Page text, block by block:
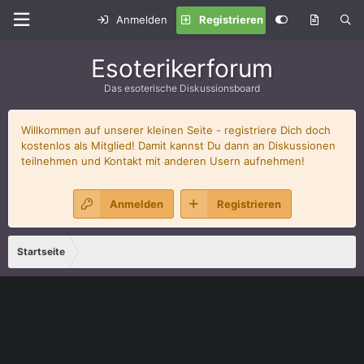
Anmelden Registrieren
Esoterikerforum
Das esoterische Diskussionsboard
Willkommen auf unserer kleinen Seite - registriere Dich doch
kostenlos als Mitglied! Damit kannst Du dann an Diskussionen
teilnehmen und Kontakt mit anderen Usern aufnehmen!
Anmelden Registrieren
Startseite